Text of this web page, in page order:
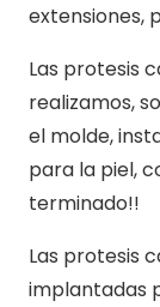
extensiones,
Las protesis
realizamos,
el molde,
para la piel,
terminado!!
Las protesis
implantadas